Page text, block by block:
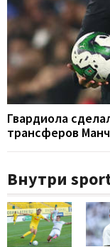
Гвардиола
трансферов
Внутри